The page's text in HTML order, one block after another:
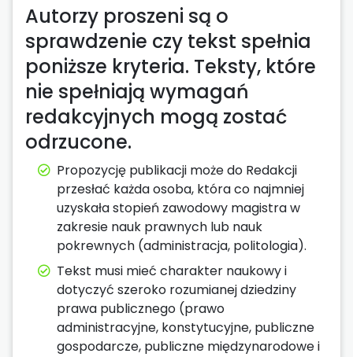
Autorzy proszeni są o
sprawdzenie czy tekst spełnia
poniższe kryteria. Teksty, które
nie spełniają wymagań
redakcyjnych mogą zostać
odrzucone.
Propozycję publikacji może do Redakcji
przesłać każda osoba, która co najmniej
uzyskała stopień zawodowy magistra w
zakresie nauk prawnych lub nauk
pokrewnych (administracja, politologia).
Tekst musi mieć charakter naukowy i
dotyczyć szeroko rozumianej dziedziny
prawa publicznego (prawo
administracyjne, konstytucyjne, publiczne
gospodarcze, publiczne międzynarodowe i